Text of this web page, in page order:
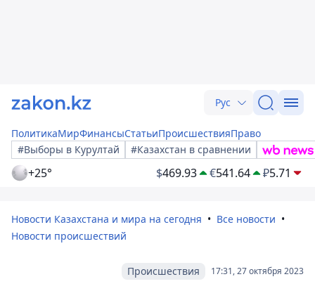
Рус
ПолитикаМирФинансыСтатьиПроисшествияПраво
#Выборы в Курултай
#Казахстан в сравнении
+25° $469.93 €541.64 ₽5.71
Новости Казахстана и мира на сегодня
Все новости
Новости происшествий
17:31, 27 октября 2023
Происшествия